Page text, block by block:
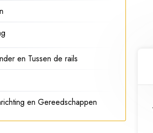
en Tussen de rails
en Gereedschappen